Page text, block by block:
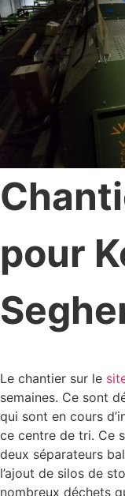
pour
Le chantier sur le
semaines. Ce sont
qui sont en cours
ce centre de tri. Ce
deux séparateurs
l’ajout de silos de
nombreux déchets